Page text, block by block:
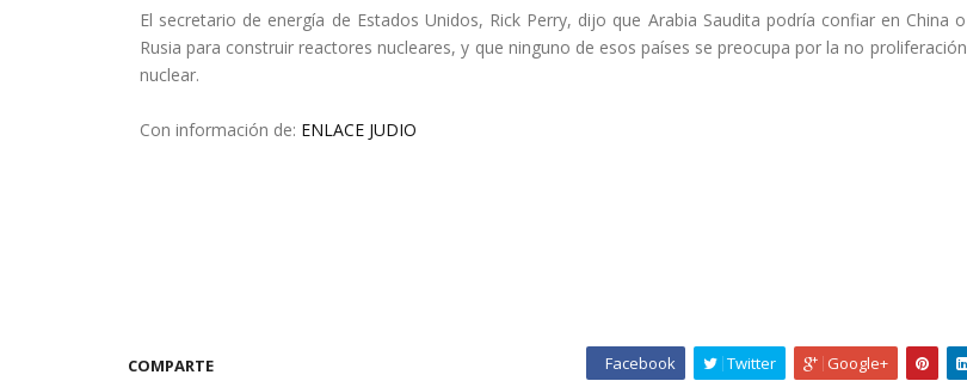
El secretario de energía de Estados Unidos, Rick Perry, dijo que Arabia Saudita podría confiar en China o
Rusia para construir reactores nucleares, y que ninguno de esos países se preocupa por la no proliferación
nuclear.
Con información de: ENLACE JUDIO
COMPARTE Facebook Twitter Google+